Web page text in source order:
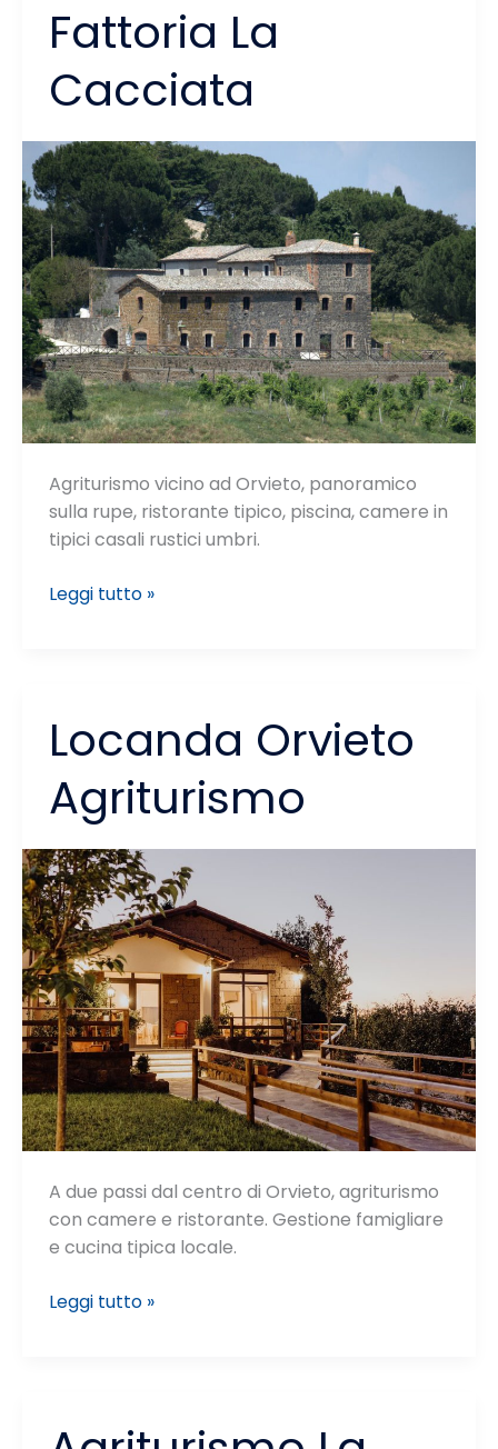
Fattoria La
Cacciata
Agriturismo vicino ad Orvieto, panoramico
sulla rupe, ristorante tipico, piscina, camere in
tipici casali rustici umbri.
Fattoria
Leggi tutto »
Locanda Orvieto
Agriturismo
A due passi dal centro di Orvieto, agriturismo
con camere e ristorante. Gestione famigliare
e cucina tipica locale.
Locanda
Leggi tutto »